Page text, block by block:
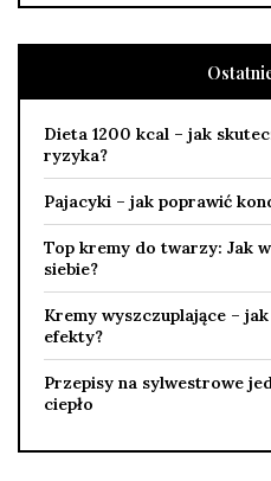
Dieta 1200 kcal – jak
ryzyka?
Pajacyki – jak poprawić
Top kremy do twarzy: Jak
siebie?
Kremy wyszczuplające –
efekty?
Przepisy na sylwestrowe
ciepło